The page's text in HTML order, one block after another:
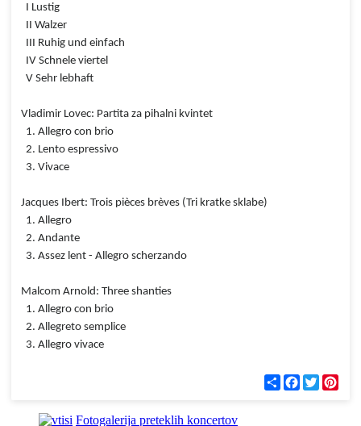
I Lustig
II Walzer
III Ruhig und einfach
IV Schnele viertel
V Sehr lebhaft
Vladimir Lovec: Partita za pihalni kvintet
1. Allegro con brio
2. Lento espressivo
3. Vivace
Jacques Ibert: Trois pièces brèves (Tri kratke sklabe)
1. Allegro
2. Andante
3. Assez lent - Allegro scherzando
Malcom Arnold: Three shanties
1. Allegro con brio
2. Allegreto semplice
3. Allegro vivace
С
п
F
a
T
w
Fotogalerija preteklih koncertov